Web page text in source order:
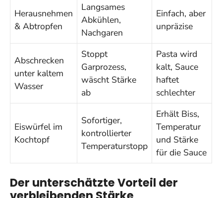
Herausnehmen
& Abtropfen
Langsames
Abkühlen,
Nachgaren
Einfach, aber
unpräzise
Abschrecken
unter kaltem
Wasser
Stoppt
Garprozess,
wäscht Stärke
ab
Pasta wird
kalt, Sauce
haftet
schlechter
Eiswürfel im
Kochtopf
Sofortiger,
kontrollierter
Temperaturstopp
Erhält Biss,
Temperatur
und Stärke
für die Sauce
Der unterschätzte Vorteil der